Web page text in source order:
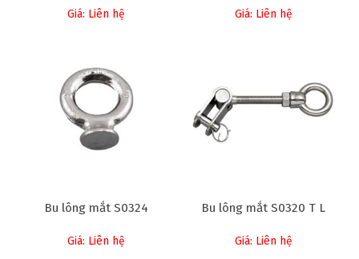
Giá: Liên hệ Giá: Liên hệ
Bu lông mắt S0324
Giá: Liên hệ
Bu lông mắt S0320 T L
Giá: Liên hệ